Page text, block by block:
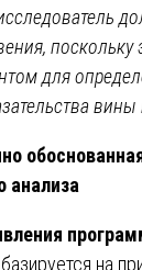
поскольку
для
вины
анализа
базируется на